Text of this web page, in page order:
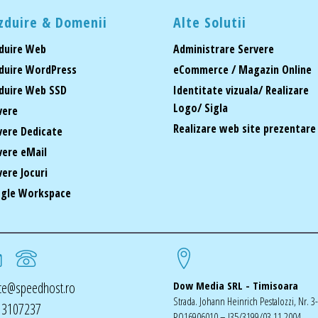
& Domenii
Web
WordPress
Web SSD
Dedicate
eMail
Jocuri
Workspace
Alte Solutii
Administrare Servere
eCommerce / Magazin Online
Identitate vizuala/ Realizare
Logo/ Sigla
Realizare web site prezentare
Dow Media SRL - Timisoara
Strada. Johann Heinrich Pestalozzi, Nr.